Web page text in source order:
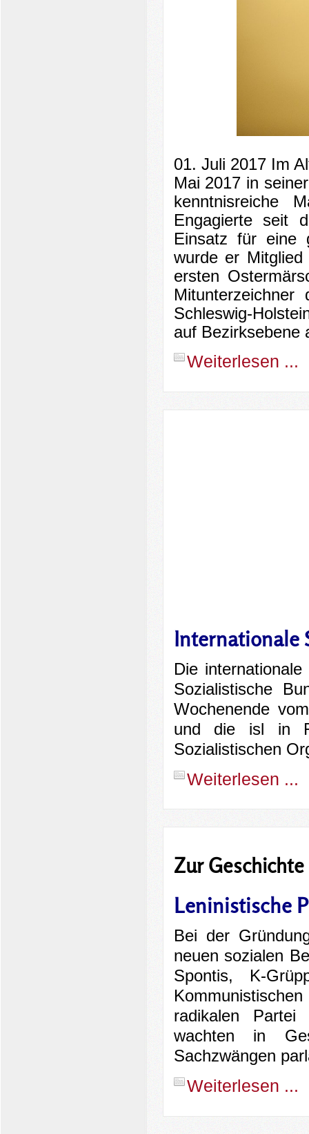
01. Juli 2017 Im
Mai 2017 in
kenntnisreiche
Engagierte seit
Einsatz für eine
wurde er
ersten
Schleswig-
auf Bezirksebene
Weiterlesen ...
Internationale
Die
Sozialistische
Wochenende
und die isl in
Sozialistischen
Weiterlesen ...
Zur
Leninistische
Bei der
neuen sozialen
Spontis, K-
radikalen
wachten in
Sachzwängen
Weiterlesen ...